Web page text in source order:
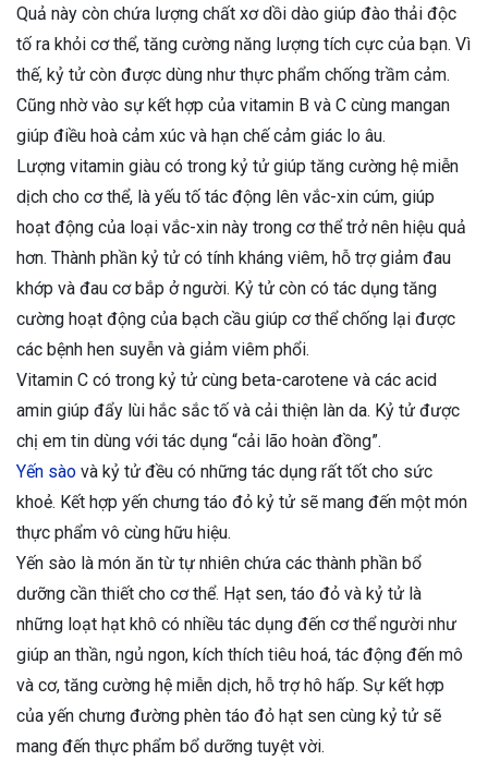
Quả này còn chứa lượng chất xơ dồi dào giúp đào thải độc
tố ra khỏi cơ thể, tăng cường năng lượng tích cực của bạn. Vì
thế, kỷ tử còn được dùng như thực phẩm chống trầm cảm.
Cũng nhờ vào sự kết hợp của vitamin B và C cùng mangan
giúp điều hoà cảm xúc và hạn chế cảm giác lo âu.
Lượng vitamin giàu có trong kỷ tử giúp tăng cường hệ miễn
dịch cho cơ thể, là yếu tố tác động lên vắc-xin cúm, giúp
hoạt động của loại vắc-xin này trong cơ thể trở nên hiệu quả
hơn. Thành phần kỷ tử có tính kháng viêm, hỗ trợ giảm đau
khớp và đau cơ bắp ở người. Kỷ tử còn có tác dụng tăng
cường hoạt động của bạch cầu giúp cơ thể chống lại được
các bệnh hen suyễn và giảm viêm phổi.
Vitamin C có trong kỷ tử cùng beta-carotene và các acid
amin giúp đẩy lùi hắc sắc tố và cải thiện làn da. Kỷ tử được
chị em tin dùng với tác dụng “cải lão hoàn đồng”.
Yến sào và kỷ tử đều có những tác dụng rất tốt cho sức
khoẻ. Kết hợp yến chưng táo đỏ kỷ tử sẽ mang đến một món
thực phẩm vô cùng hữu hiệu.
Yến sào là món ăn từ tự nhiên chứa các thành phần bổ
dưỡng cần thiết cho cơ thể. Hạt sen, táo đỏ và kỷ tử là
những loạt hạt khô có nhiều tác dụng đến cơ thể người như
giúp an thần, ngủ ngon, kích thích tiêu hoá, tác động đến mô
và cơ, tăng cường hệ miễn dịch, hỗ trợ hô hấp. Sự kết hợp
của yến chưng đường phèn táo đỏ hạt sen cùng kỷ tử sẽ
mang đến thực phẩm bổ dưỡng tuyệt vời.